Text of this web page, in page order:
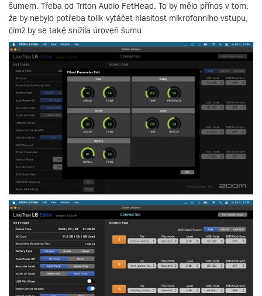
šumem. Třeba od Triton Audio FetHead. To by mělo přínos v tom,
že by nebylo potřeba tolik vytáčet hlasitost mikrofonního vstupu,
čímž by se také snížila úroveň šumu.